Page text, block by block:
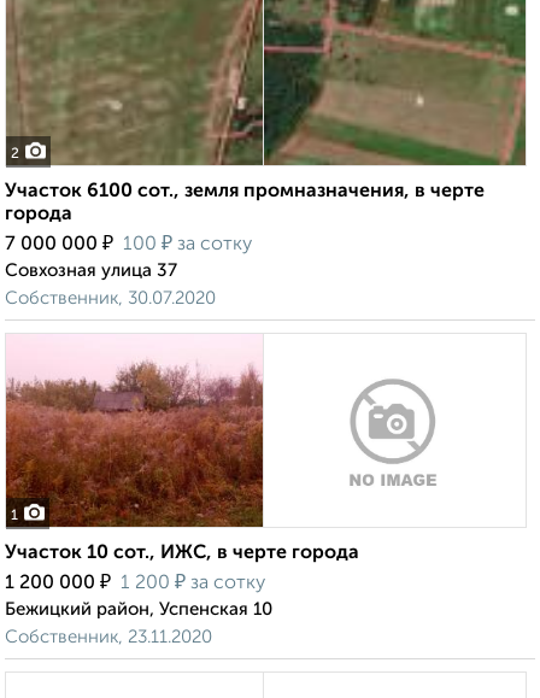
2
Участок 6100 сот., земля промназначения, в черте
города
7 000 000 ₽ 100 ₽ за сотку
Совхозная улица 37
Собственник, 30.07.2020
1
Участок 10 сот., ИЖС, в черте города
1 200 000 ₽ 1 200 ₽ за сотку
Бежицкий район, Успенская 10
Собственник, 23.11.2020